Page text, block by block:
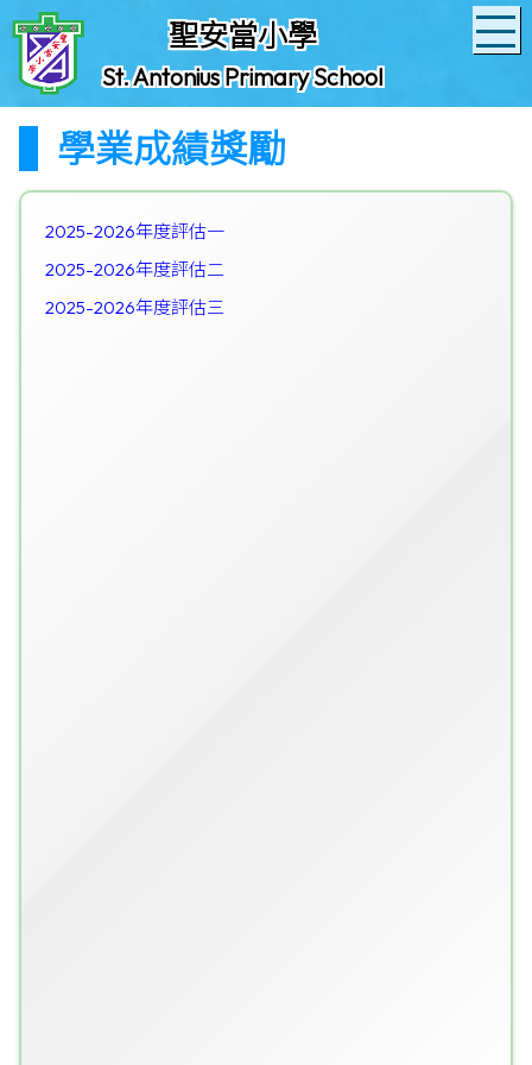
聖安當小學
St. Antonius Primary School
學業成績獎勵
2025-2026年度評估一
2025-2026年度評估二
2025-2026年度評估三